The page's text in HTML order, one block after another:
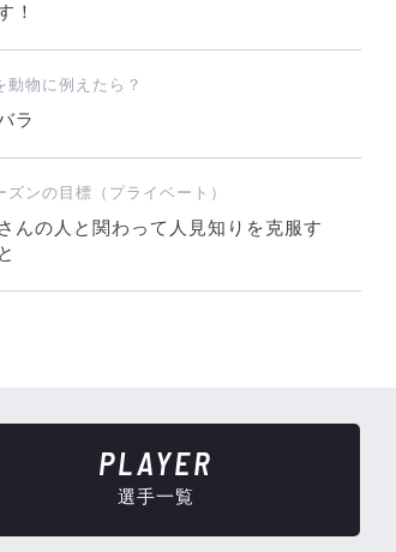
！
動物に例えたら？
ラ
ズンの目標（プライベート）
んの人と関わって人見知りを克服す
PLAYER
選手一覧